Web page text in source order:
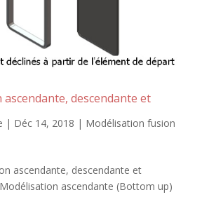
descendante et
| Déc 14, 2018 | Modélisation fusion
ascendante, descendante et
ascendante (Bottom up)